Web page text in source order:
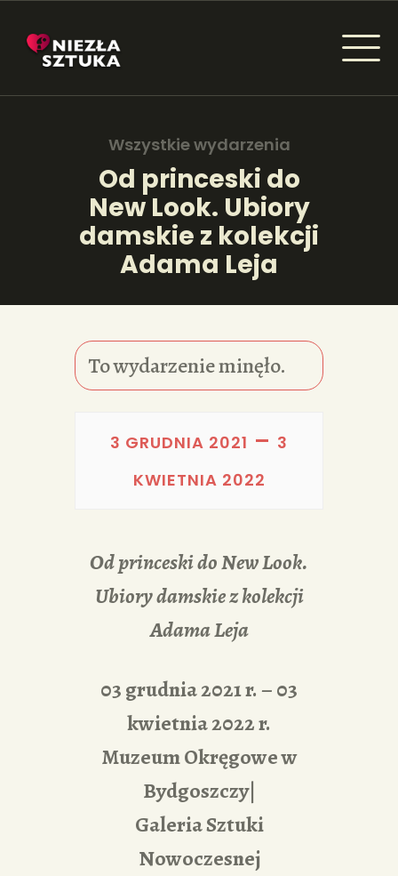
Wszystkie wydarzenia
Od princeski do
New Look. Ubiory
damskie z kolekcji
Adama Leja
NIEZŁA SZTUKA - NEWSY
AKTUALNOŚCI
WYDARZENIA
KSIĄŻKI
REDAKCJA
To wydarzenie minęło.
3 GRUDNIA 2021 – 3
KWIETNIA 2022
Od princeski do New Look.
Ubiory damskie z kolekcji
Adama Leja
03 grudnia 2021 r. – 03
kwietnia 2022 r.
Muzeum Okręgowe w
Bydgoszczy|
Galeria Sztuki
Nowoczesnej